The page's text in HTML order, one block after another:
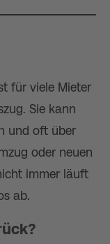
für viele Mieter
Sie kann
und oft über
oder neuen
immer läuft
ab.